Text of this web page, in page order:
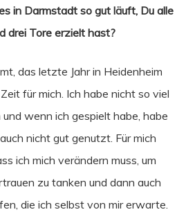
in Darmstadt so gut läuft, Du alle
drei Tore erzielt hast?
das letzte Jahr in Heidenheim
für mich. Ich habe nicht so viel
wenn ich gespielt habe, habe
nicht gut genutzt. Für mich
ich mich verändern muss, um
zu tanken und dann auch
die ich selbst von mir erwarte.